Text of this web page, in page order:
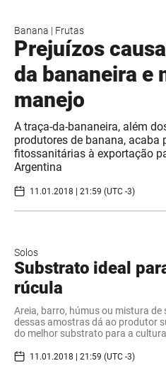
Banana | Frutas
Prejuízos
da bananeira e
manejo
​A traça-da-bananeira, além
produtores de banana, acaba
fitossanitárias à exportação
Argentina
11.01.2018 | 21:59 (UTC -3)
Solos
Substrato ideal
rúcula
Areia, barro, húmus ou mistura
dessas amostras dá ao produtor
do melhor substrato para a
11.01.2018 | 21:59 (UTC -3)